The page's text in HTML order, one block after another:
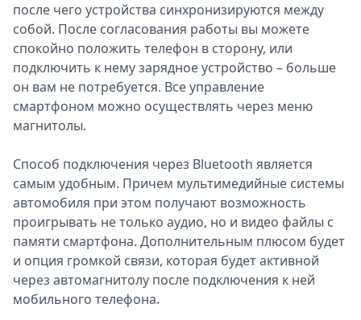
после чего устройства синхронизируются между
собой. После согласования работы вы можете
спокойно положить телефон в сторону, или
подключить к нему зарядное устройство – больше
он вам не потребуется. Все управление
смартфоном можно осуществлять через меню
магнитолы.
Способ подключения через Bluetooth является
самым удобным. Причем мультимедийные системы
автомобиля при этом получают возможность
проигрывать не только аудио, но и видео файлы с
памяти смартфона. Дополнительным плюсом будет
и опция громкой связи, которая будет активной
через автомагнитолу после подключения к ней
мобильного телефона.